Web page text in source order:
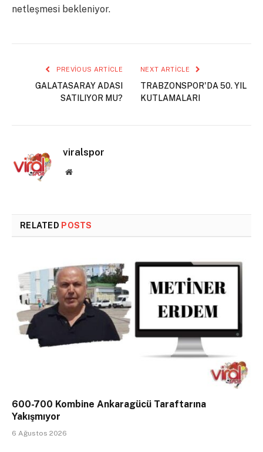
netleşmesi bekleniyor.
PREVIOUS ARTICLE
GALATASARAY ADASI
SATILIYOR MU?
NEXT ARTICLE
TRABZONSPOR'DA 50. YIL
KUTLAMALARI
viralspor
Website
RELATED POSTS
600-700 Kombine Ankaragücü Taraftarına
Yakışmıyor
6 Ağustos 2026